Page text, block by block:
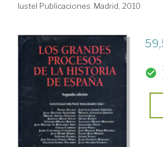
Iustel Publicaciones. Madrid, 2010